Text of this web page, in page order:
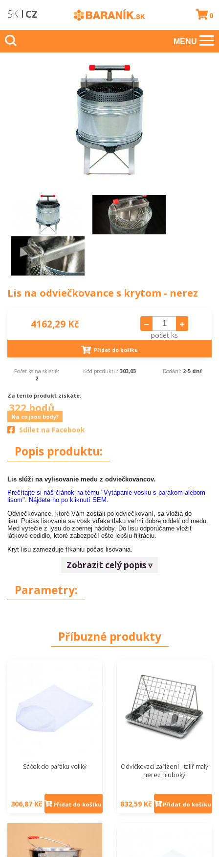
SK CZ 0
MENU
Lis na odviečkovance s krytom - nerez
4162,29 Kč
počet ks
Přidat do košíku
Počet ks na skladě:
2
Kód produktu: 303,03 Dodání: 2-5 dní
Za tento produkt získáte:
322 bodů
Na co jsou body?
Sdílet na Facebook
Popis produktu:
Lis slúži na vylisovanie medu z odviečkovancov.
Prečítajte si náš článok na tému "Vytápanie vosku s parákom alebom
lisom". Nájdete ho po kliknutí SEM.
Odviečkovance, ktoré Vám zostali po odviečkovaní, sa vložia do
lisu. Počas lisovania sa vosk vďaka tlaku veľmi dobre oddelí od medu.
Med vytečie z lysu do zbernej nádoby. Do lisu odporúčame vložiť
látkové cedidlo, ktoré zabezpečí ešte lepšiu filtráciu.
Kryt lisu zamezduje fŕkaniu počas lisovania.
Rozmery mriežkovaného bubna:
Priemer - 24cm
Vrecko nie je súčasťou balenia.
Zobrazit celý popis ▿
Parametry:
Příbuzné produkty
Sáček do pařáku veliký
306,87 Kč Přidat do košíku
Odvíčkovací zařízení - talíř malý
nerez hluboký
832,59 Kč Přidat do košíku